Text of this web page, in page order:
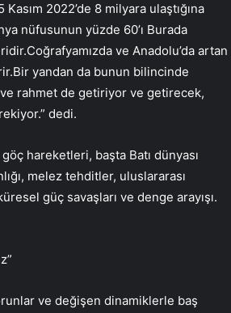
2022’de 8 milyara ulaştığına
nüfusunun yüzde 60’ı Burada
ve Anadolu’da artan
yandan da bunun bilincinde
ve rahmet de getiriyor ve getirecek,
dedi.
hareketleri, başta Batı dünyası
melez tehditler, uluslararası
güç savaşları ve denge arayışı.
ve değişen dinamiklerle baş